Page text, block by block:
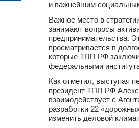
и важнейшим
Важное место в
занимают вопросы
предпринимательства.
просматривается в
которые ТПП РФ
федеральными
Как отметил, выступая
президент ТПП РФ
взаимодействует с
разработки 22
изменить деловой